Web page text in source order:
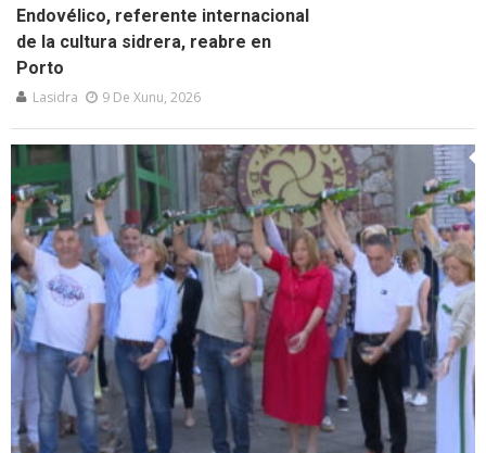
Endovélico, referente internacional
de la cultura sidrera, reabre en
Porto
Lasidra 9 De Xunu, 2026